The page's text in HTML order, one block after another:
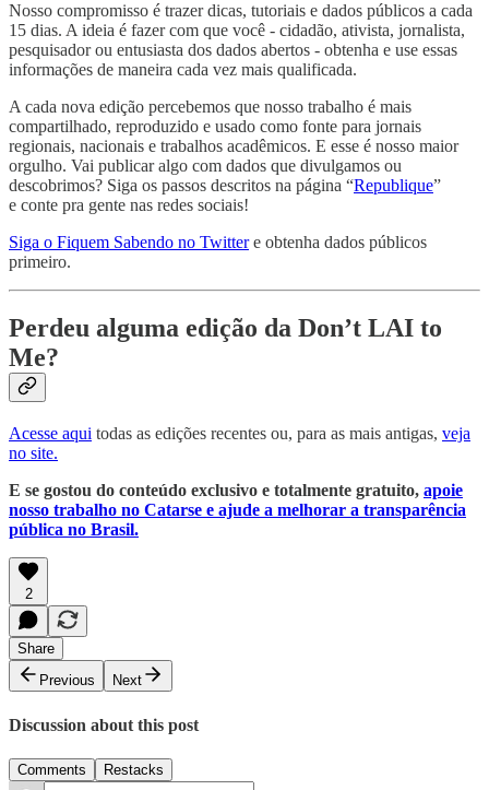
Nosso compromisso é trazer dicas, tutoriais e dados públicos a cada
15 dias. A ideia é fazer com que você - cidadão, ativista, jornalista,
pesquisador ou entusiasta dos dados abertos - obtenha e use essas
informações de maneira cada vez mais qualificada.
A cada nova edição percebemos que nosso trabalho é mais
compartilhado, reproduzido e usado como fonte para jornais
regionais, nacionais e trabalhos acadêmicos. E esse é nosso maior
orgulho. Vai publicar algo com dados que divulgamos ou
descobrimos? Siga os passos descritos na página “Republique”
e conte pra gente nas redes sociais!
Siga o Fiquem Sabendo no Twittere obtenha dados públicos
primeiro.
Perdeu alguma edição da Don’t LAI to
Me?
Acesse aqui todas as edições recentes ou, para as mais antigas, veja
no site.
E se gostou do conteúdo exclusivo e totalmente gratuito, apoie
nosso trabalho no Catarse e ajude a melhorar a transparência
pública no Brasil.
2
Share
Previous
Next
Discussion about this post
Comments Restacks